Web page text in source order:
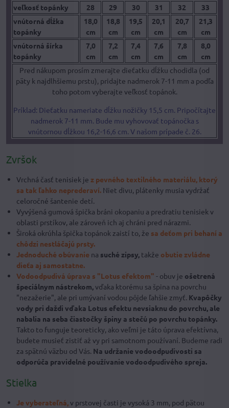
veľkosť topánky 28 29 30 31 32
33
vnútorná dĺžka
topánky
18,0
cm
18,8
cm
19,5
cm
20,1
cm
20,7
cm
21,3
cm
vnútorná šírka
topánky
7,0
cm
7,2
cm
7,4
cm
7,6
cm
7,8
cm
8,0
cm
Pred nákupom prosím zmerajte dieťatku dĺžku chodidla (od
päty k najdlhšiemu prstu), pridajte nadmerok 7-11 mm a podľa
toho potom vyberajte veľkosť topánok.
Príklad: Dieťatku nameriate dĺžku nožičky 15,5 cm. Pripočítajte
nadmerok 7-11 mm. Bude mu vyhovovať topánočka s
vnútornou dĺžkou 16,2-16,6 cm. V našom prípade č. 26.
Zvršok
Vrchná časť tenisiek je z pevného textilného materiálu, ktorý
sa tak ľahko neprederaví. Niet divu, plátenky musia vydržať
celoročné šantenie detí.
Vyvýšená gumová špička bráni okopaniu a predratiu tenisiek v
oblasti prstíkov, ale zároveň ich aj chráni pred nárazmi.
Široká okrúhla špička topánok zaistí to, že sa deťom pri behaní a
chôdzi nestláčajú prsty.
Jednoduché obúvanie na suché zipsy, takže obutie zvládne
dieťa aj samostatne.
Vodoodpudivá úprava s "Lotus efektom" - obuv je ošetrená
špeciálnym nástrekom,vďaka ktorému sa špina na povrchu
"nezažerie", ale pri umývaní vodou pôjde ľahšie zmyť. Kvapôčky
vody pri daždi vďaka Lotus efektu nevsiaknu do povrchu, ale
nabalia na seba čiastočky špiny a stečú po povrchu topánky.
Takto to funguje teoreticky, ako veľmi je táto úprava efektívna,
budete musieť zistiť až vy pri samotnom používaní. Budeme radi
za spätnú väzbu od Vás. Na udržanie vodoodpudivosti sa
odporúča pravidelné používanie vodoodpudivého spreja.
Stielka
Je vyberateľná,v prstovej časti je vysoká 3 mm, pod pätou